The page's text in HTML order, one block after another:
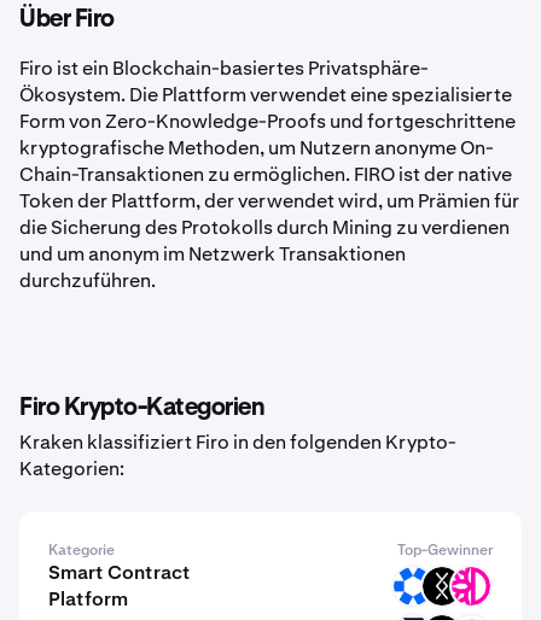
Über Firo
Firo ist ein Blockchain-basiertes Privatsphäre-
Ökosystem. Die Plattform verwendet eine spezialisierte
Form von Zero-Knowledge-Proofs und fortgeschrittene
kryptografische Methoden, um Nutzern anonyme On-
Chain-Transaktionen zu ermöglichen. FIRO ist der native
Token der Plattform, der verwendet wird, um Prämien für
die Sicherung des Protokolls durch Mining zu verdienen
und um anonym im Netzwerk Transaktionen
durchzuführen.
Firo Krypto-Kategorien
Kraken klassifiziert Firo in den folgenden Krypto-
Kategorien:
Kategorie Top-Gewinner
Smart Contract
Platform
OMNI DRC DFI